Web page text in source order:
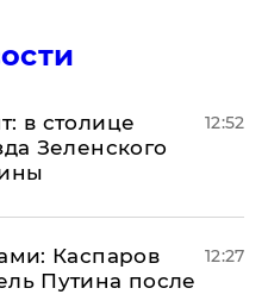
в столице
Зеленского
12:52
Каспаров
Путина после
12:27